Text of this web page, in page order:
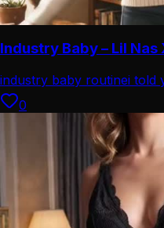
Industry Baby – Lil Nas
industry baby routinei told
0